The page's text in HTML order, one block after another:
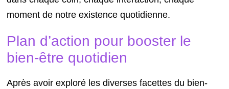
moment de notre existence quotidienne.
Plan d’action pour booster le
bien-être quotidien
Après avoir exploré les diverses facettes du bien-